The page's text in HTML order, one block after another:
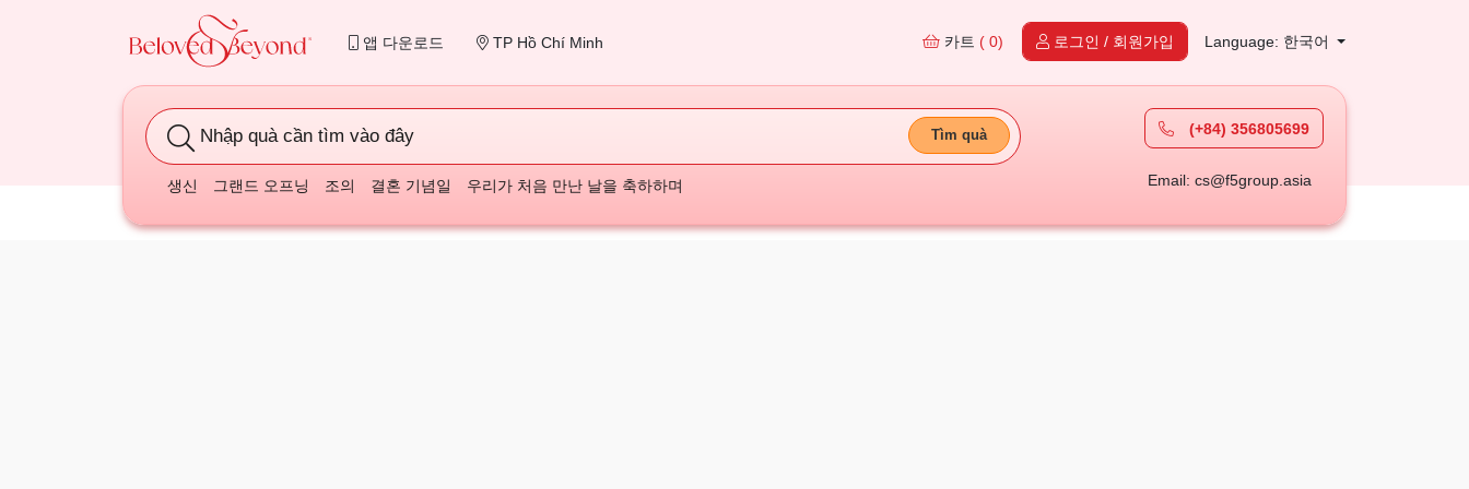
앱 다운로드 TP Hồ Chí Minh 카트 ( 0) 로그인 / 회원가입 Language: 한국어
Nhập quà cần tìm vào đây Tìm quà
생신 그랜드 오프닝 조의 결혼 기념일 우리가 처음 만난 날을 축하하며
(+84) 356805699
Email: cs@f5group.asia